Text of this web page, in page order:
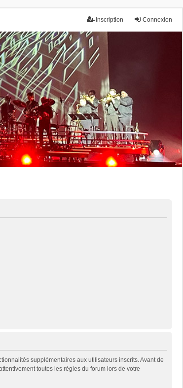
Connexion
Inscription
supplémentaires aux utilisateurs inscrits. Avant de
toutes les règles du forum lors de votre